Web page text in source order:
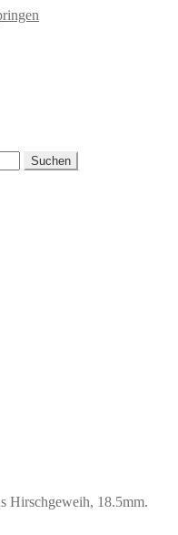
Suchen
Hirschgeweih, 18.5mm.